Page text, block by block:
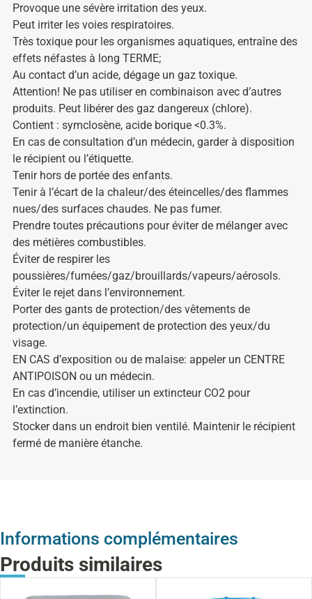
Provoque une sévère irritation des yeux.
Peut irriter les voies respiratoires.
Très toxique pour les organismes aquatiques, entraîne des
effets néfastes à long TERME;
Au contact d’un acide, dégage un gaz toxique.
Attention! Ne pas utiliser en combinaison avec d’autres
produits. Peut libérer des gaz dangereux (chlore).
Contient : symclosène, acide borique <0.3%.
En cas de consultation d’un médecin, garder à disposition
le récipient ou l’étiquette.
Tenir hors de portée des enfants.
Tenir à l’écart de la chaleur/des éteincelles/des flammes
nues/des surfaces chaudes. Ne pas fumer.
Prendre toutes précautions pour éviter de mélanger avec
des métières combustibles.
Éviter de respirer les
poussières/fumées/gaz/brouillards/vapeurs/aérosols.
Éviter le rejet dans l’environnement.
Porter des gants de protection/des vêtements de
protection/un équipement de protection des yeux/du
visage.
EN CAS d’exposition ou de malaise: appeler un CENTRE
ANTIPOISON ou un médecin.
En cas d’incendie, utiliser un extincteur CO2 pour
l’extinction.
Stocker dans un endroit bien ventilé. Maintenir le récipient
fermé de manière étanche.
Informations complémentaires
Produits similaires